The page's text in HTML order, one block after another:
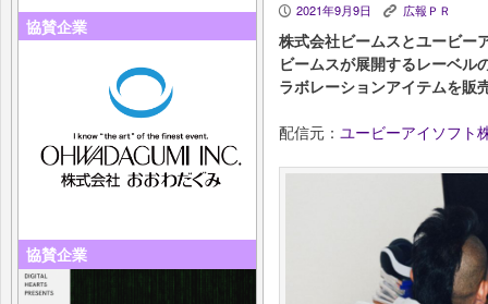
協賛企業
協賛企業
P 2021年9月9日 K 広報ＰＲ
株式会社ビームスとユービー
ビームスが展開するレーベル
ラボレーションアイテムを販
配信元： ユービーアイソフト